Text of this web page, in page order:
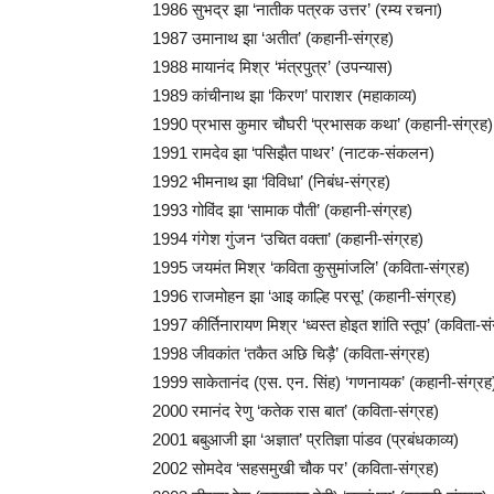
1986 सुभद्र झा ‘नातीक पत्रक उत्तर’ (रम्य रचना)
1987 उमानाथ झा ‘अतीत’ (कहानी-संग्रह)
1988 मायानंद मिश्र ‘मंत्रपुत्र’ (उपन्यास)
1989 कांचीनाथ झा ‘किरण’ पाराशर (महाकाव्य)
1990 प्रभास कुमार चौघरी ‘प्रभासक कथा’ (कहानी-संग्रह)
1991 रामदेव झा ‘पसिझैत पाथर’ (नाटक-संकलन)
1992 भीमनाथ झा ‘विविधा’ (निबंध-संग्रह)
1993 गोविंद झा ‘सामाक पौती’ (कहानी-संग्रह)
1994 गंगेश गुंजन ‘उचित वक्ता’ (कहानी-संग्रह)
1995 जयमंत मिश्र ‘कविता कुसुमांजलि’ (कविता-संग्रह)
1996 राजमोहन झा ‘आइ काल्हि परसू’ (कहानी-संग्रह)
1997 कीर्तिनारायण मिश्र ‘ध्वस्त होइत शांति स्तूप’ (कविता-
1998 जीवकांत ‘तकैत अछि चिड़ै’ (कविता-संग्रह)
1999 साकेतानंद (एस. एन. सिंह) ‘गणनायक’ (कहानी-
2000 रमानंद रेणु ‘कतेक रास बात’ (कविता-संग्रह)
2001 बबुआजी झा ‘अज्ञात’ प्रतिज्ञा पांडव (प्रबंधकाव्य)
2002 सोमदेव ‘सहसमुखी चौक पर’ (कविता-संग्रह)